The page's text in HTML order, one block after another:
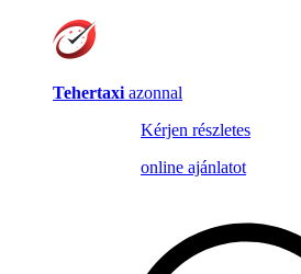
Tehertaxi azonnal
Kérjen részletes
online ajánlatot